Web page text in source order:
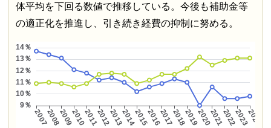
体平均を下回る数値で推移している。今後も補助金等
の適正化を推進し、引き続き経費の抑制に努める。